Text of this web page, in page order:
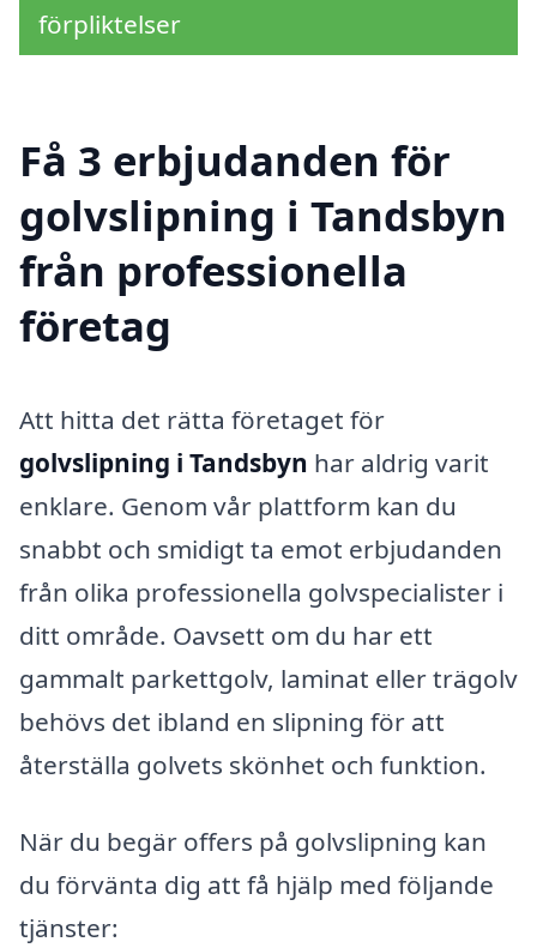
förpliktelser
Få 3 erbjudanden för
golvslipning i Tandsbyn
från professionella
företag
Att hitta det rätta företaget för
golvslipning i Tandsbyn har aldrig varit
enklare. Genom vår plattform kan du
snabbt och smidigt ta emot erbjudanden
från olika professionella golvspecialister i
ditt område. Oavsett om du har ett
gammalt parkettgolv, laminat eller trägolv
behövs det ibland en slipning för att
återställa golvets skönhet och funktion.
När du begär offers på golvslipning kan
du förvänta dig att få hjälp med följande
tjänster: